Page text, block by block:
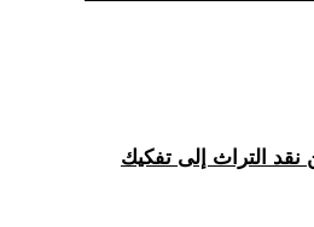
المقدس 7 : من نقد التراث إلى تفكيك